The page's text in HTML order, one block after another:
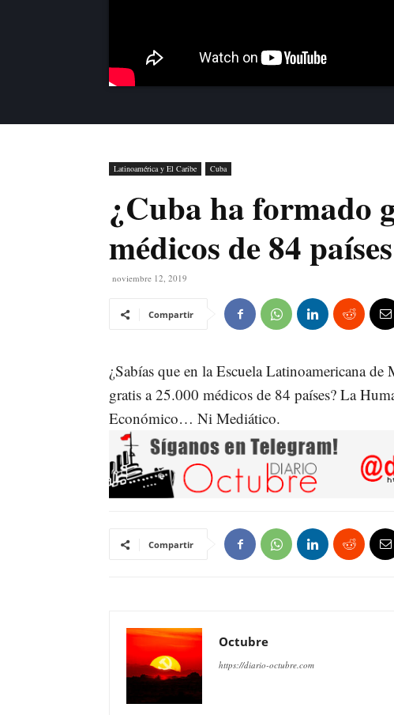
Latinoamérica y El Caribe Cuba
¿Cuba ha formado
médicos de 84
noviembre 12, 2019
Compartir
¿Sabías que en la Escuela Latinoamericana
gratis a 25.000 médicos de 84 países? La
Económico… Ni Mediático.
Compartir
Octubre
https://diario-octubre.com